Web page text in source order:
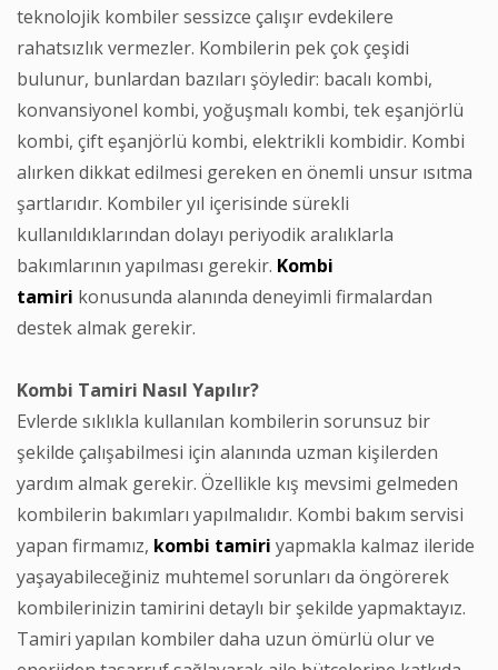
teknolojik kombiler sessizce çalışır evdekilere
rahatsızlık vermezler. Kombilerin pek çok çeşidi
bulunur, bunlardan bazıları şöyledir: bacalı kombi,
konvansiyonel kombi, yoğuşmalı kombi, tek eşanjörlü
kombi, çift eşanjörlü kombi, elektrikli kombidir. Kombi
alırken dikkat edilmesi gereken en önemli unsur ısıtma
şartlarıdır. Kombiler yıl içerisinde sürekli
kullanıldıklarından dolayı periyodik aralıklarla
bakımlarının yapılması gerekir. Kombi
tamiri konusunda alanında deneyimli firmalardan
destek almak gerekir.
Kombi Tamiri Nasıl Yapılır?
Evlerde sıklıkla kullanılan kombilerin sorunsuz bir
şekilde çalışabilmesi için alanında uzman kişilerden
yardım almak gerekir. Özellikle kış mevsimi gelmeden
kombilerin bakımları yapılmalıdır. Kombi bakım servisi
yapan firmamız, kombi tamiri yapmakla kalmaz ileride
yaşayabileceğiniz muhtemel sorunları da öngörerek
kombilerinizin tamirini detaylı bir şekilde yapmaktayız.
Tamiri yapılan kombiler daha uzun ömürlü olur ve